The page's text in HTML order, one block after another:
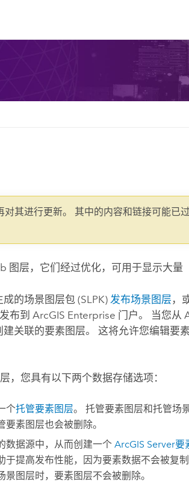
对其进行更新。 其中的内容和链接可能已
图层，它们经过优化，可用于显示大
成的场景图层包 (SLPK) 发布场景图层 ，
布到ArcGIS Enterprise 门户。 当您从
建关联的要素图层。 这将允许您编辑要
，您具有以下两个数据存储选项：
个托管要素图层。 托管要素图层和托管场
素图层也会被删除。
数据源中，从而创建一个 ArcGIS Server要
于提高发布性能，因为要素数据不会被复
图层时，要素图层不会被删除。